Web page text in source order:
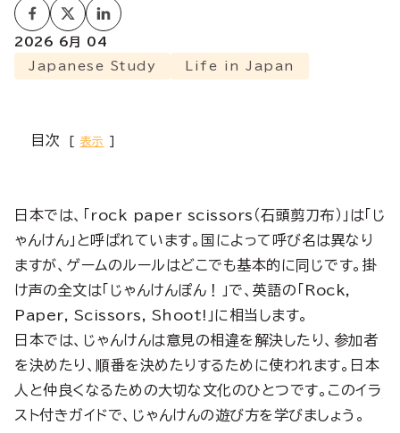
2026 6月 04
Japanese Study
Life in Japan
目次 表示
日本では、「rock paper scissors（石頭剪刀布）」は「じ
ゃんけん」と呼ばれています。国によって呼び名は異なり
ますが、ゲームのルールはどこでも基本的に同じです。掛
け声の全文は「じゃんけんぽん！」で、英語の「Rock,
Paper, Scissors, Shoot!」に相当します。
日本では、じゃんけんは意見の相違を解決したり、参加者
を決めたり、順番を決めたりするために使われます。日本
人と仲良くなるための大切な文化のひとつです。このイラ
スト付きガイドで、じゃんけんの遊び方を学びましょう。